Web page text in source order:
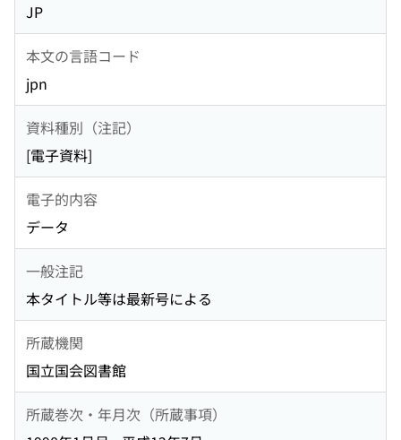
JP
本文の言語コード
jpn
資料種別（注記）
[電子資料]
電子的内容
データ
一般注記
本タイトル等は最新号による
所蔵機関
国立国会図書館
所蔵巻次・年月次（所蔵事項）